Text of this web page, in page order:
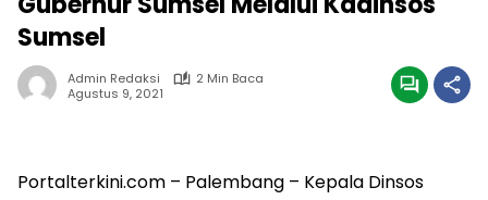
Sumsel
Admin Redaksi
2 Min Baca
Agustus 9, 2021
Portalterkini.com – Palembang – Kepala Dinsos